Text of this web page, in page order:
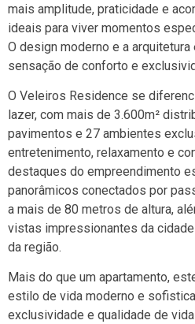
mais amplitude, praticidade e
ideais para viver momentos
O design moderno e a
sensação de conforto e
O Veleiros Residence se
lazer, com mais de 3.600m²
pavimentos e 27 ambientes
entretenimento, relaxamento e
destaques do empreendimento
panorâmicos conectados por
a mais de 80 metros de altura,
vistas impressionantes da
da região.
Mais do que um apartamento,
estilo de vida moderno e
exclusividade e qualidade de